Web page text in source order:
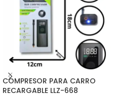
COMPRESOR PARA CARRO
RECARGABLE LLZ-668